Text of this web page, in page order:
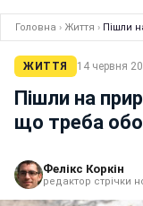
Головна › Життя › Пішли
ЖИТТЯ 14 червня
Пішли на
що треба
Фелікс Коркін
редактор стрічки